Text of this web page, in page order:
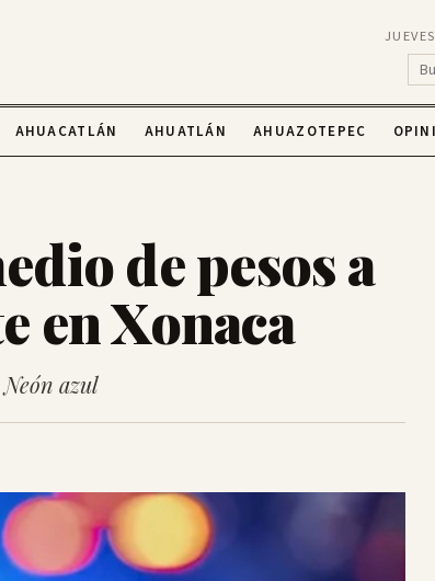
AHUACATLÁN AHUATLÁN AHUAZOTEPEC
de pesos a
en Xonaca
azul